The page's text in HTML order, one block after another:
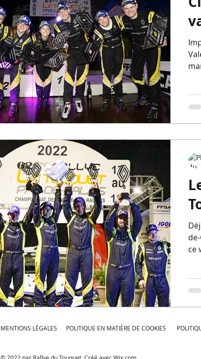
ce
MENTIONS LÉGALES POLITIQUE EN MATIÈRE DE COOKIES
© 2022 par Rallye du Touquet. Créé avecWix.com